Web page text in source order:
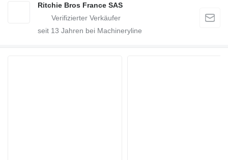
Ritchie Bros France SAS
seit 13 Jahren bei Machineryline